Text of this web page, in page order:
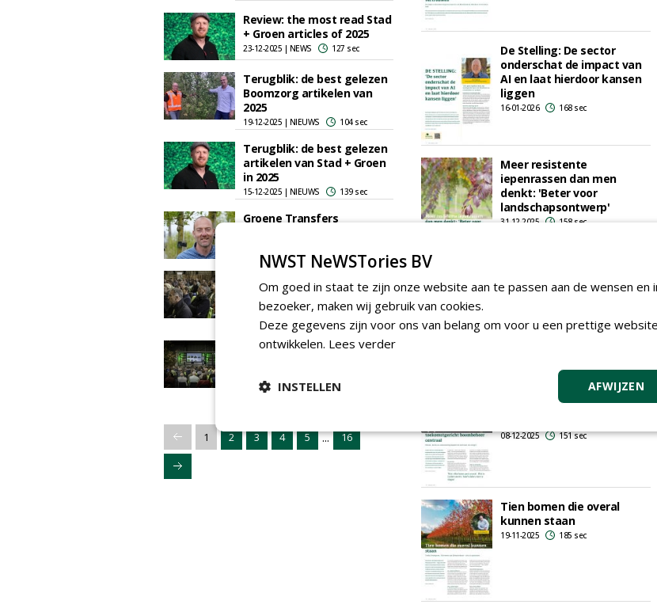
Review: the most read Stad
+ Groen articles of 2025
23-12-2025 | NEWS 127 sec
Terugblik: de best gelezen
Boomzorg artikelen van
2025
19-12-2025 | NIEUWS 104 sec
Terugblik: de best gelezen
artikelen van Stad + Groen
in 2025
15-12-2025 | NIEUWS 139 sec
Groene Transfers
Selection beschikbaar als
download
21-10-2025 | NIEUWS 92 sec
Bomen, bodem en
Udenhout
1 2 3 4 5 ... 16
De Stelling: De sector
onderschat de impact van
AI en laat hierdoor kansen
liggen
16-01-2026 168 sec
Meer resistente
iepenrassen dan men
denkt: 'Beter voor
landschapsontwerp'
31-12-2025 158 sec
kerstdiner: Zeven vette
niet direct op de loer
293 sec
Symposium Tree Selection
zet toekomstgericht
08-12-2025 151 sec
Tien bomen die overal
kunnen staan
19-11-2025 185 sec
NWST NeWSTories BV
Om goed in staat te zijn onze website aan te passen aan de wensen en
bezoeker, maken wij gebruik van cookies.
Deze gegevens zijn voor ons van belang om voor u een prettige
ontwikkelen. Lees verder
AFWIJZEN
INSTELLEN